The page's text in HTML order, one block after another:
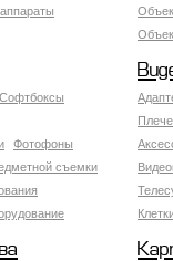
Софтбоксы
Фотофоны
съемки